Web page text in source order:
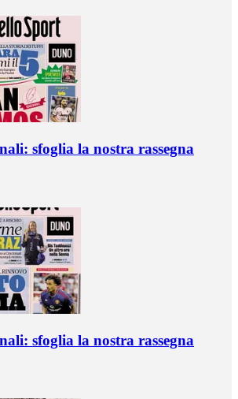
sfoglia la nostra rassegna
sfoglia la nostra rassegna